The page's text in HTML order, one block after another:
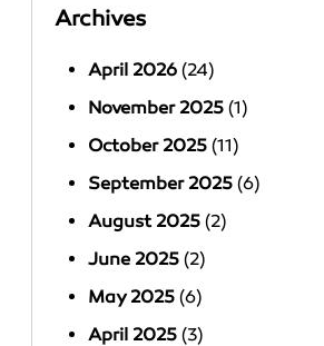
Archives
April 2026 (24)
November 2025 (1)
October 2025 (11)
September 2025 (6)
August 2025 (2)
June 2025 (2)
May 2025 (6)
April 2025 (3)